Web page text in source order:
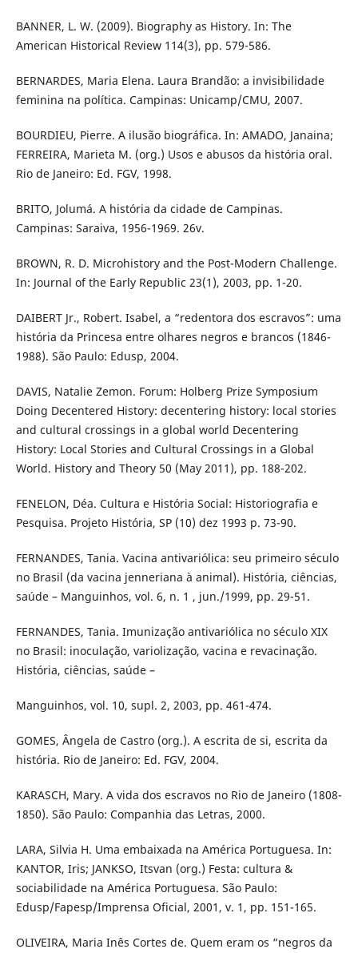
BANNER, L. W. (2009). Biography as History. In: The
American Historical Review 114(3), pp. 579-586.
BERNARDES, Maria Elena. Laura Brandão: a invisibilidade
feminina na política. Campinas: Unicamp/CMU, 2007.
BOURDIEU, Pierre. A ilusão biográfica. In: AMADO, Janaina;
FERREIRA, Marieta M. (org.) Usos e abusos da história oral.
Rio de Janeiro: Ed. FGV, 1998.
BRITO, Jolumá. A história da cidade de Campinas.
Campinas: Saraiva, 1956-1969. 26v.
BROWN, R. D. Microhistory and the Post-Modern Challenge.
In: Journal of the Early Republic 23(1), 2003, pp. 1-20.
DAIBERT Jr., Robert. Isabel, a “redentora dos escravos”: uma
história da Princesa entre olhares negros e brancos (1846-
1988). São Paulo: Edusp, 2004.
DAVIS, Natalie Zemon. Forum: Holberg Prize Symposium
Doing Decentered History: decentering history: local stories
and cultural crossings in a global world Decentering
History: Local Stories and Cultural Crossings in a Global
World. History and Theory 50 (May 2011), pp. 188-202.
FENELON, Déa. Cultura e História Social: Historiografia e
Pesquisa. Projeto História, SP (10) dez 1993 p. 73-90.
FERNANDES, Tania. Vacina antivariólica: seu primeiro século
no Brasil (da vacina jenneriana à animal). História, ciências,
saúde – Manguinhos, vol. 6, n. 1 , jun./1999, pp. 29-51.
FERNANDES, Tania. Imunização antivariólica no século XIX
no Brasil: inoculação, variolização, vacina e revacinação.
História, ciências, saúde –
Manguinhos, vol. 10, supl. 2, 2003, pp. 461-474.
GOMES, Ângela de Castro (org.). A escrita de si, escrita da
história. Rio de Janeiro: Ed. FGV, 2004.
KARASCH, Mary. A vida dos escravos no Rio de Janeiro (1808-
1850). São Paulo: Companhia das Letras, 2000.
LARA, Silvia H. Uma embaixada na América Portuguesa. In:
KANTOR, Iris; JANKSO, Itsvan (org.) Festa: cultura &
sociabilidade na América Portuguesa. São Paulo:
Edusp/Fapesp/Imprensa Oficial, 2001, v. 1, pp. 151-165.
OLIVEIRA, Maria Inês Cortes de. Quem eram os “negros da